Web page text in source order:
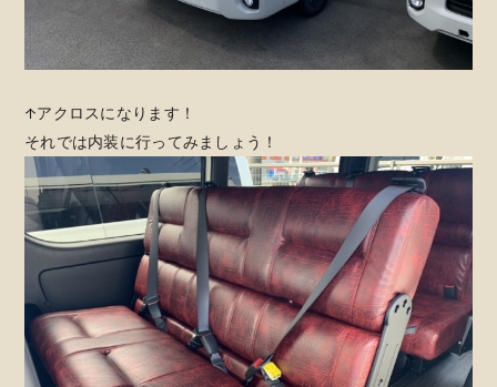
↑アクロスになります！
それでは内装に行ってみましょう！